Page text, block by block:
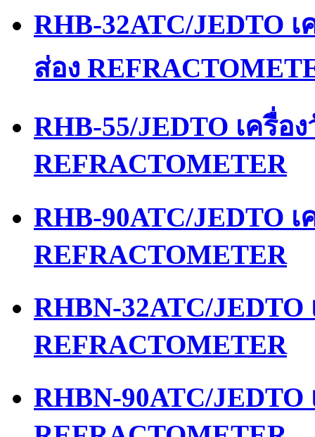
RHB-32ATC/JEDTO
ส่อง
RHB-55/JEDTO เครื่อ
REFRACTOMETER
RHB-90ATC/JEDTO
REFRACTOMETER
RHBN-32ATC/
REFRACTOMETER
RHBN-90ATC/